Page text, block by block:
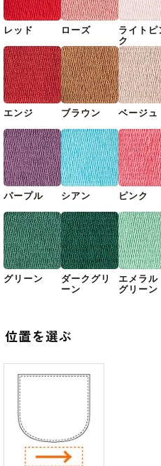
レッド ローズ
ライトピ
ク
エンジ ブラウン ベージュ
パープル シアン ピンク
グリーン
ダークグリ
ーン
エメラル
グリーン
位置を選ぶ